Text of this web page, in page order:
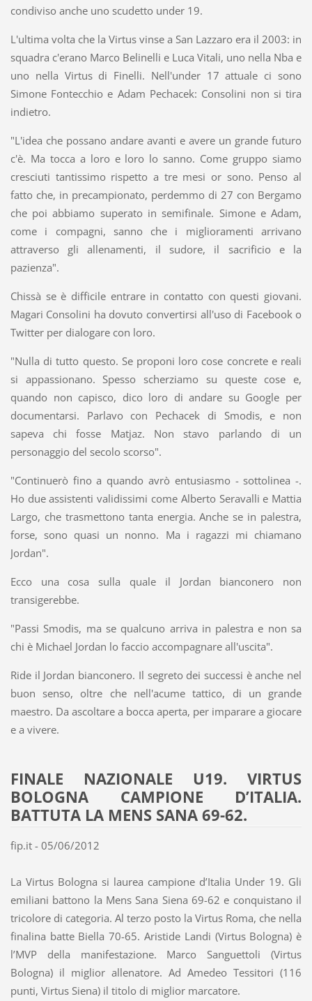
condiviso anche uno scudetto under 19.
L'ultima volta che la Virtus vinse a San Lazzaro era il 2003: in
squadra c'erano Marco Belinelli e Luca Vitali, uno nella Nba e
uno nella Virtus di Finelli. Nell'under 17 attuale ci sono
Simone Fontecchio e Adam Pechacek: Consolini non si tira
indietro.
"L'idea che possano andare avanti e avere un grande futuro
c'è. Ma tocca a loro e loro lo sanno. Come gruppo siamo
cresciuti tantissimo rispetto a tre mesi or sono. Penso al
fatto che, in precampionato, perdemmo di 27 con Bergamo
che poi abbiamo superato in semifinale. Simone e Adam,
come i compagni, sanno che i miglioramenti arrivano
attraverso gli allenamenti, il sudore, il sacrificio e la
pazienza".
Chissà se è difficile entrare in contatto con questi giovani.
Magari Consolini ha dovuto convertirsi all'uso di Facebook o
Twitter per dialogare con loro.
"Nulla di tutto questo. Se proponi loro cose concrete e reali
si appassionano. Spesso scherziamo su queste cose e,
quando non capisco, dico loro di andare su Google per
documentarsi. Parlavo con Pechacek di Smodis, e non
sapeva chi fosse Matjaz. Non stavo parlando di un
personaggio del secolo scorso".
"Continuerò fino a quando avrò entusiasmo - sottolinea -.
Ho due assistenti validissimi come Alberto Seravalli e Mattia
Largo, che trasmettono tanta energia. Anche se in palestra,
forse, sono quasi un nonno. Ma i ragazzi mi chiamano
Jordan".
Ecco una cosa sulla quale il Jordan bianconero non
transigerebbe.
"Passi Smodis, ma se qualcuno arriva in palestra e non sa
chi è Michael Jordan lo faccio accompagnare all'uscita".
Ride il Jordan bianconero. Il segreto dei successi è anche nel
buon senso, oltre che nell'acume tattico, di un grande
maestro. Da ascoltare a bocca aperta, per imparare a giocare
e a vivere.
FINALE NAZIONALE U19. VIRTUS
BOLOGNA CAMPIONE D’ITALIA.
BATTUTA LA MENS SANA 69-62.
fip.it - 05/06/2012
La Virtus Bologna si laurea campione d’Italia Under 19. Gli
emiliani battono la Mens Sana Siena 69-62 e conquistano il
tricolore di categoria. Al terzo posto la Virtus Roma, che nella
finalina batte Biella 70-65. Aristide Landi (Virtus Bologna) è
l’MVP della manifestazione. Marco Sanguettoli (Virtus
Bologna) il miglior allenatore. Ad Amedeo Tessitori (116
punti, Virtus Siena) il titolo di miglior marcatore.